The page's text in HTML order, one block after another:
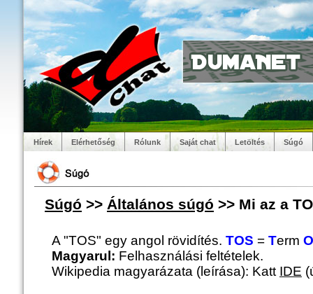
Hírek Elérhetőség Rólunk Saját chat Letöltés Súgó
Súgó >> Általános súgó >> Mi az a
A "TOS" egy angol rövidítés. TOS = Term O
Magyarul: Felhasználási feltételek.
Wikipedia magyarázata (leírása): Katt IDE